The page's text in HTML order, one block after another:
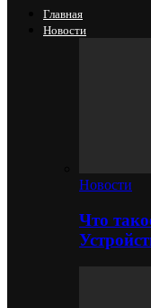
Главная
Новости
Новости
Что